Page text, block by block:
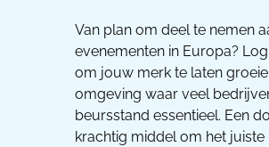
Van plan om deel te nemen
evenementen in Europa?
om jouw merk te laten
omgeving waar veel
beursstand essentieel. Een
krachtig middel om het